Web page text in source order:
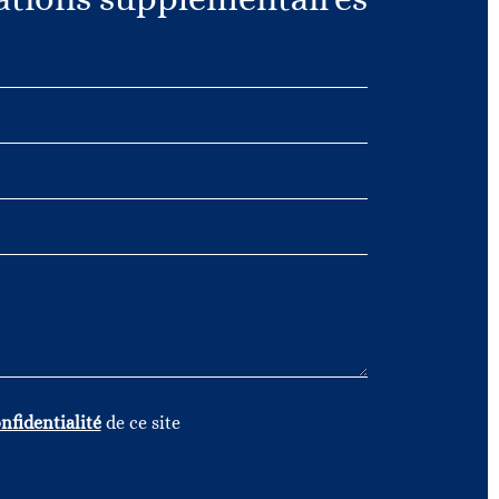
de ce site